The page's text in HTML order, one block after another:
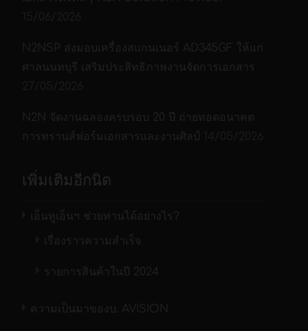
N2NSP ส่งมอบเครื่องสแกนเนอร์ AD345GF ให้แก่
ศาลนนทบุรี เสริมประสิทธิภาพงานจัดการเอกสาร
N2N จัดงานฉลองครบรอบ 20 ปี ถ่ายทอดอนาคต
การทรานส์ฟอร์มเอกสารและงานศิลป์
เพิ่มเติมอีกนิด
เอ็นทูเอ็นฯ ช่วยท่านได้อย่างไร?
เรื่องราวความสำเร็จ
รายการสินค้าในปี 2024
ความเป็นมาของบ. AVISION